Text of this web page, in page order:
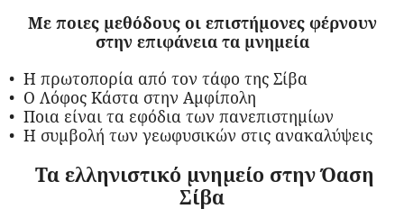
Με ποιες μεθόδους οι επιστήμονες φέρνουν
στην επιφάνεια τα μνημεία
• Η πρωτοπορία από τον τάφο της Σίβα
• Ο Λόφος Κάστα στην Αμφίπολη
• Ποια είναι τα εφόδια των πανεπιστημίων
• Η συμβολή των γεωφυσικών στις ανακαλύψεις
Τα ελληνιστικό μνημείο στην Όαση
Σίβα